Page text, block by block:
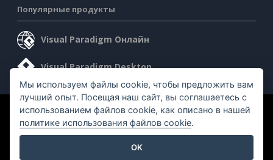
Популярные продукты
Visual Paradigm Онлайн
Visual Paradigm Desktop
©2026 by Visual Paradigm. Все права защищены.
Мы используем файлы cookie, чтобы предложить вам
лучший опыт. Посещая наш сайт, вы соглашаетесь с
использованием файлов cookie, как описано в нашей
политике использования файлов cookie.
OK